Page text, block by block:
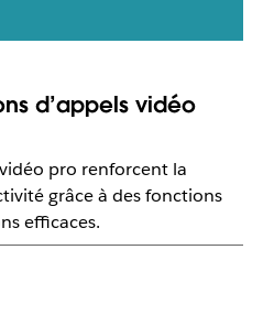
d’appels vidéo
pro renforcent la
grâce à des fonctions
efficaces.